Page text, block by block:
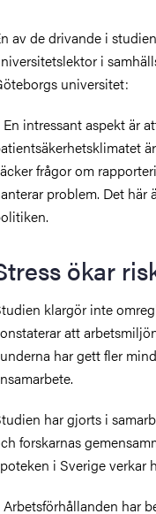
av de drivande i
i
universitet:
En intressant aspekt är
frågor om
problem. Det här
ökar
klargör inte
att
har gett fler
har gjorts i
forskarnas
i Sverige verkar
Arbetsförhållanden har